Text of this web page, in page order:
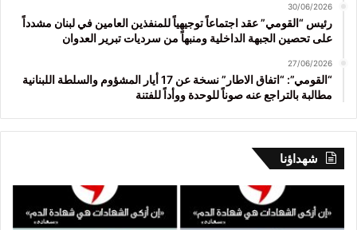
30/06/2026
رئيس “القومي” عقد اجتماعاً توجيهياً للمنفذين العامين في لبنان مشدداً
على تحصين الجبهة الداخلية ومنبهاً من سرديات تبرير العدوان
27/06/2026
“القومي”: “اتفاق الاطار” نسخة عن 17 أيار المشؤوم والسلطة اللبنانية
مطالبة بالتراجع عنه صوناً للوحدة ووأداً للفتنة
شهداؤنا